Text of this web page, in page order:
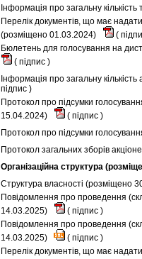
Інформація про загальну
Перелік документів, що має
(розміщено 01.03.2024)
(
Бюлетень для голосування на
( підпис )
Інформація про загальну
підпис )
Протокол про підсумки
15.04.2024)
( підпис )
Протокол про підсумки
Протокол загальних зборів
Організаційна структура
Структура власності (розміщено
Повідомлення про проведення
14.03.2025)
( підпис )
Повідомлення про проведення
14.03.2025)
( підпис )
Перелік документів, що має